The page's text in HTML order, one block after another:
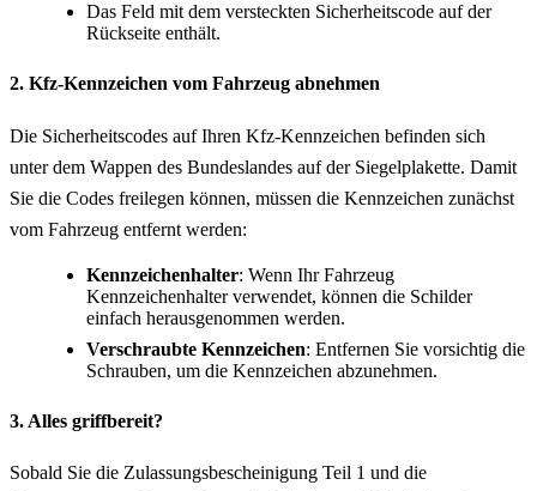
Das Feld mit dem versteckten Sicherheitscode auf der
Rückseite enthält.
2. Kfz-Kennzeichen vom Fahrzeug abnehmen
Die Sicherheitscodes auf Ihren Kfz-Kennzeichen befinden sich
unter dem Wappen des Bundeslandes auf der Siegelplakette. Damit
Sie die Codes freilegen können, müssen die Kennzeichen zunächst
vom Fahrzeug entfernt werden:
Kennzeichenhalter: Wenn Ihr Fahrzeug
Kennzeichenhalter verwendet, können die Schilder
einfach herausgenommen werden.
Verschraubte Kennzeichen: Entfernen Sie vorsichtig die
Schrauben, um die Kennzeichen abzunehmen.
3. Alles griffbereit?
Sobald Sie die Zulassungsbescheinigung Teil 1 und die